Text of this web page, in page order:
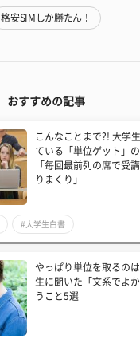
格安SIMしか勝たん！
おすすめの記事
こんなことまで?! 大学
ている「単位ゲット」
「毎回最前列の席で受
りまくり」
#大学生白書
やっぱり単位を取るの
生に聞いた「文系でよ
うこと5選